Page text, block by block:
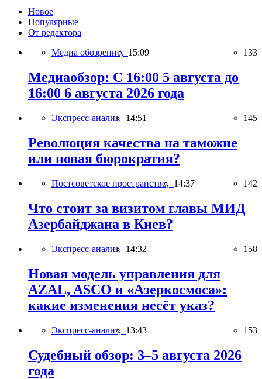
Новое
Популярные
От редактора
Медиа обозрение, 15:09 133
Медиаобзор: С 16:00 5 августа до
16:00 6 августа 2026 года
Экспресс-анализ, 14:51 145
Революция качества на таможне
или новая бюрократия?
Постсоветское пространство, 14:37 142
Что стоит за визитом главы МИД
Азербайджана в Киев?
Экспресс-анализ, 14:32 158
Новая модель управления для
AZAL, ASCO и «Азеркосмоса»:
какие изменения несёт указ?
Экспресс-анализ, 13:43 153
Судебный обзор: 3–5 августа 2026
года